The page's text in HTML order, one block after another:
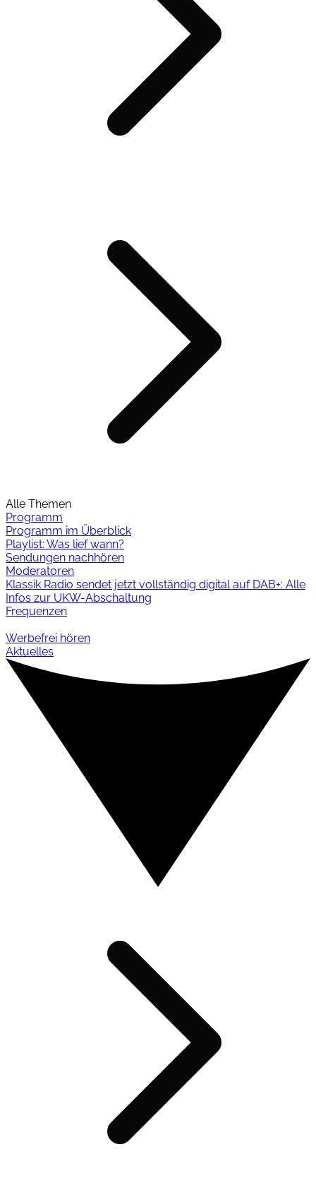
Alle Themen
Programm
Programm im Überblick
Playlist: Was lief wann?
Sendungen nachhören
Moderatoren
Klassik Radio sendet jetzt vollständig digital auf DAB+: Alle
Infos zur UKW-Abschaltung
Frequenzen
Werbefrei hören
Aktuelles